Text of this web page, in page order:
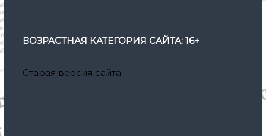
ВОЗРАСТНАЯ КАТЕГОРИЯ САЙТА: 16+
Старая версия сайта